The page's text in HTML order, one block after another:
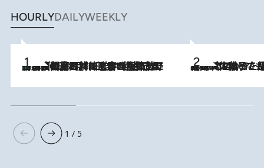
HOURLYDAILYWEEKLY
2026.8.8
「最後に見られてよかった」上野動物園の東園パンダ舎が解体前に特別公開。8月16日まで延長されたパネル展と共に辿る“半世紀”のパンダ飼育《解体工事の図面あり》 2026.8.5
【阿川佐和子さんの年とる力】なぜ70代で始めた趣味は“こんなに楽しい”のか？ ピアノ、俳句…スランプに陥っても続けられる“ある秘訣”とは
1 / 5